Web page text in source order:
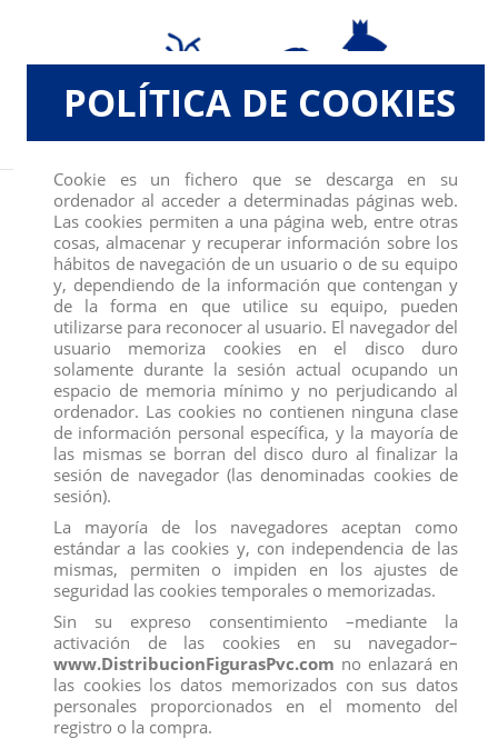
FIGURAS COMANSI PEPPA PIG FIGURA PAPA PIG
POLÍTICA DE COOKIES
Cookie es un fichero que se descarga en su
ordenador al acceder a determinadas páginas web.
Las cookies permiten a una página web, entre otras
cosas, almacenar y recuperar información sobre los
hábitos de navegación de un usuario o de su equipo
y, dependiendo de la información que contengan y
de la forma en que utilice su equipo, pueden
utilizarse para reconocer al usuario. El navegador del
usuario memoriza cookies en el disco duro
solamente durante la sesión actual ocupando un
espacio de memoria mínimo y no perjudicando al
ordenador. Las cookies no contienen ninguna clase
de información personal específica, y la mayoría de
las mismas se borran del disco duro al finalizar la
sesión de navegador (las denominadas cookies de
sesión).
La mayoría de los navegadores aceptan como
estándar a las cookies y, con independencia de las
mismas, permiten o impiden en los ajustes de
seguridad las cookies temporales o memorizadas.
Sin su expreso consentimiento –mediante la
activación de las cookies en su navegador–
www.DistribucionFigurasPvc.com no enlazará en
las cookies los datos memorizados con sus datos
personales proporcionados en el momento del
registro o la compra.